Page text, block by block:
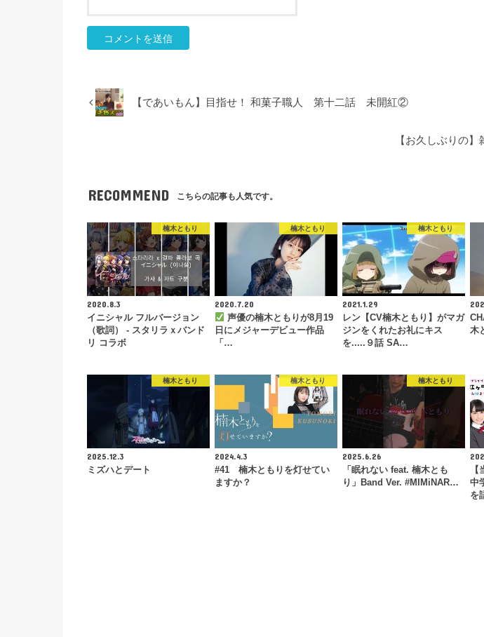
【であいもん】目指せ！ 和菓子職人 第十二話 未開紅②
【お久しぶりの
RECOMMEND こちらの記事も人気です。
楠木ともり
2020.8.3
イニシャル フルバージョン
（歌詞） - スタリラｘバンド
リ コラボ
楠木ともり
2020.7.20
声優の楠木ともりが8月19
日にメジャーデビュー作品
「…
楠木ともり
2021.1.29
レン【CV楠木ともり】がマガ
ジンをくれたお礼にキス
を.....９話 SA…
木
楠木ともり
2025.12.3
ミズハとデート
楠木ともり
2024.4.3
#41 楠木ともりを灯せてい
ますか？
楠木ともり
2025.6.26
「眠れない feat. 楠木とも
り」Band Ver. #MIMiNAR…
中
を